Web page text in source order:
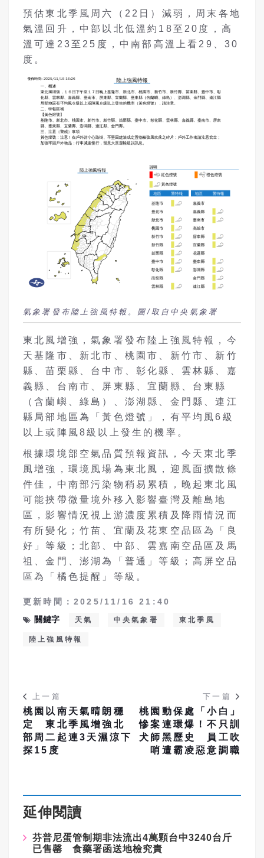
預估東北季風周六（22日）減弱，周末各地
氣溫回升，中部以北低溫約18至20度，高
溫可達23至25度，中南部高溫上看29、30
度。
氣象署發布陸上強風特報。圖/取自中央氣象署
東北風增強，氣象署發布陸上強風特報，今
天基隆市、新北市、桃園市、新竹市、新竹
縣、苗栗縣、台中市、彰化縣、雲林縣、嘉
義縣、台南市、屏東縣、宜蘭縣、台東縣
（含蘭嶼、綠島）、澎湖縣、金門縣、連江
縣局部地區為「黃色燈號」，有平均風6級
以上或陣風8級以上發生的機率。
根據環境部空氣品質預報資訊，今天東北季
風增強，環境風場為東北風，迎風面擴散條
件佳，中南部污染物稍易累積，晚起東北風
可能挾帶微量境外移入影響臺灣及離島地
區，影響情況視上游濃度累積及降雨情況而
有所變化；竹苗、宜蘭及花東空品區為「良
好」等級；北部、中部、雲嘉南空品區及馬
祖、金門、澎湖為「普通」等級；高屏空品
區為「橘色提醒」等級。
更新時間：2025/11/16 21:40
關鍵字
天氣 中央氣象署 東北季風
陸上強風特報
上一篇
桃園以南天氣晴朗穩
定 東北季風增強北
部周二起連3天濕涼下
探15度
下一篇
桃園動保處「小白」
慘案連環爆！不只訓
犬師黑歷史 員工吹
哨遭霸凌惡意調職
延伸閱讀
芬普尼蛋管制期非法流出4萬顆台中3240台斤
已售罄 食藥署函送地檢究責